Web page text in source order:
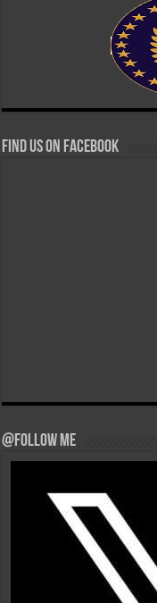
Find us on Facebook
@Follow Me